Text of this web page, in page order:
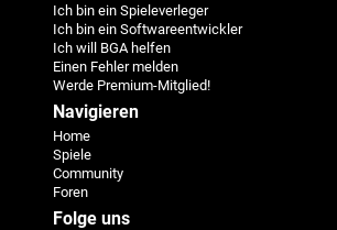
Ich bin ein Spieleverleger
Ich bin ein Softwareentwickler
Ich will BGA helfen
Einen Fehler melden
Werde Premium-Mitglied!
Navigieren
Home
Spiele
Community
Foren
Folge uns